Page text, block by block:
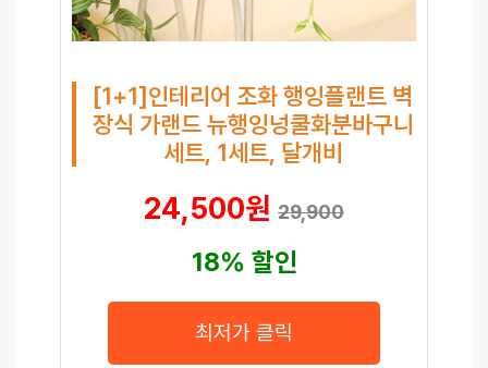
[1+1]인테리어 조화 행잉플랜트 벽
장식 가랜드 뉴행잉넝쿨화분바구니
세트, 1세트, 달개비
24,500원 29,900
18% 할인
최저가 클릭